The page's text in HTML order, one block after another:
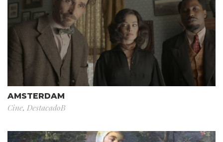
AMSTERDAM
Cine, DestacadoB